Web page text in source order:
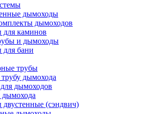
дымоходы
дымоходов
каминов
и дымоходы
бани
трубы
дымохода
дымоходов
(сэндвич)